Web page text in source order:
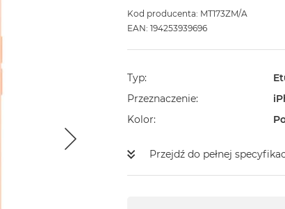
Kod producenta: MT173ZM/A
EAN: 194253939696
Typ
Przeznaczenie
Kolor
Przejdź do pełnej